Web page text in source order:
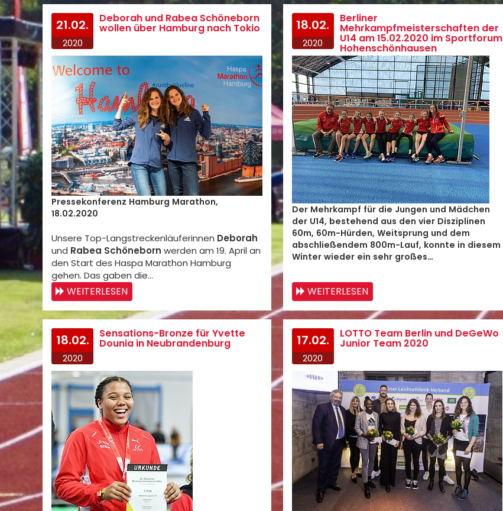
21.02.
2020
Deborah und Rabea Schöneborn
wollen über Hamburg nach Tokio
Pressekonferenz Hamburg Marathon,
18.02.2020
Unsere Top-Langstreckenläuferinnen Deborah
und Rabea Schöneborn werden am 19. April an
den Start des Haspa Marathon Hamburg
gehen. Das gaben die…
WEITERLESEN
18.02.
2020
Berliner
Mehrkampfmeisterschaften der
U14 am 15.02.2020 im Sportforum
Hohenschönhausen
Der Mehrkampf für die Jungen und Mädchen
der U14, bestehend aus den vier Disziplinen
60m, 60m-Hürden, Weitsprung und dem
abschließendem 800m-Lauf, konnte in diesem
Winter wieder ein sehr großes…
WEITERLESEN
18.02.
2020
Sensations-Bronze für Yvette
Dounia in Neubrandenburg 17.02.
2020
LOTTO Team Berlin und DeGeWo
Junior Team 2020